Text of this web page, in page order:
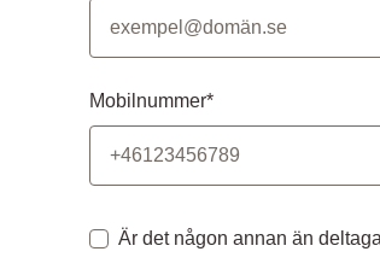
Mobilnummer*
Är det någon annan än